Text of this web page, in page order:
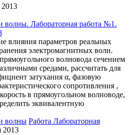
2013
волны. Лабораторная работа №1.
влияния параметров реальных
электромагнитных волн.
волновода сечением
средами, рассчитать для
затухания α, фазовую
сопротивления ,
в прямоугольном волноводе,
эквивалентную
волны Работа Лабораторная
2013